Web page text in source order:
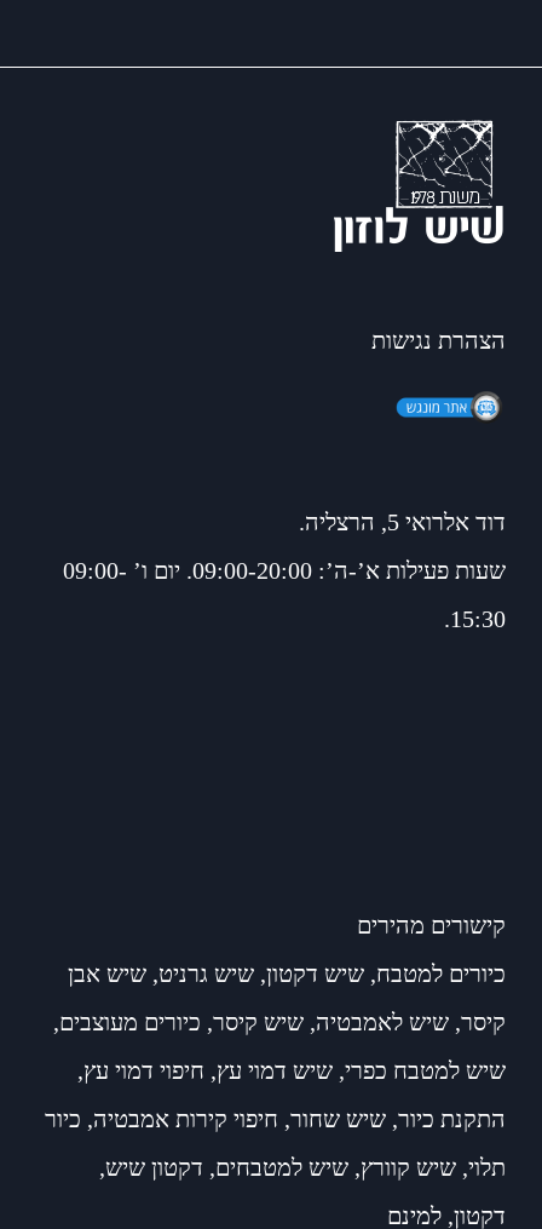
הצהרת נגישות
דוד אלרואי 5, הרצליה.
שעות פעילות א’-ה’: 09:00-20:00. יום ו’ 09:00-
15:30.
קישורים מהירים
כיורים למטבח, שיש דקטון, שיש גרניט, שיש אבן
קיסר, שיש לאמבטיה, שיש קיסר, כיורים מעוצבים,
שיש למטבח כפרי, שיש דמוי עץ, חיפוי דמוי עץ,
התקנת כיור, שיש שחור, חיפוי קירות אמבטיה, כיור
תלוי, שיש קוורץ, שיש למטבחים, דקטון שיש,
דקטון, למינם